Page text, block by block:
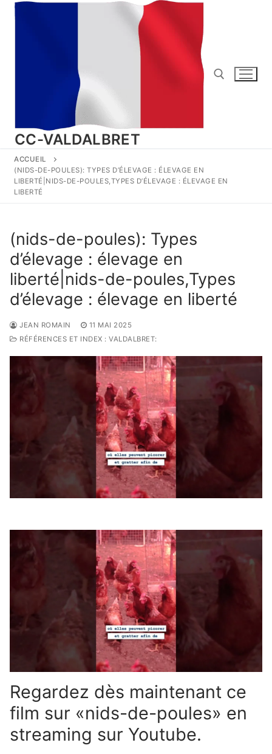
Aller
CC-VALDALBRET
ACCUEIL
(NIDS-DE-POULES): TYPES D’ÉLEVAGE : ÉLEVAGE EN
LIBERTÉ|NIDS-DE-POULES,TYPES D’ÉLEVAGE : ÉLEVAGE EN
LIBERTÉ
(nids-de-poules): Types
d’élevage : élevage en
liberté|nids-de-poules,Types
d’élevage : élevage en liberté
JEAN ROMAIN
11 MAI 2025
RÉFÉRENCES ET INDEX : VALDALBRET:
Regardez dès maintenant ce
film sur «nids-de-poules» en
streaming sur Youtube.